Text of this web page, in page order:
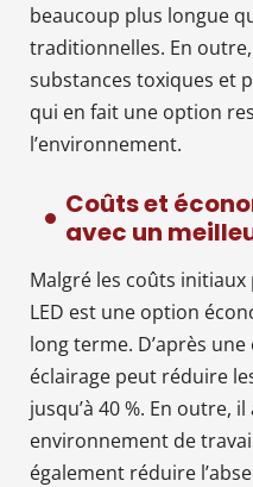
beaucoup plus longue
traditionnelles. En
substances toxiques et
qui en fait une option
l’environnement.
Coûts et
avec un
Malgré les coûts initiaux
LED est une option
long terme. D’après
éclairage peut réduire
jusqu’à 40 %. En outre,
environnement de
également réduire